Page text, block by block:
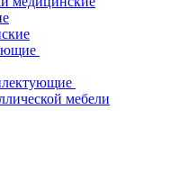
мебели